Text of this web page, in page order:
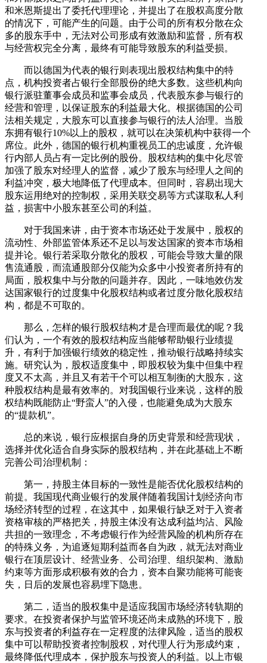
和米恩斯提出了委托代理理论，并提出了在股权高度分散
的情况下，可能产生的问题。由于公司的所有权分散在众
多的股东手中，无法对公司形成有效激励和监督，所有权
与经营权完全分离，最终有可能导致股东的利益受损。
而以德国为代表的银行则表现出股权结构集中的特
点，机构投资者占银行全部股份的绝大多数。这些机构向
银行派驻董事会成员和监事会成员，代表股东参与银行的
经营和管理，以保证股东的利益最大化。根据德国的公司
法相关规定，大股东可以直接参与银行的法人治理。当股
东拥有银行10%以上的股权，就可以在决策机构中获得一个
席位。此外，德国的银行机构重视员工的忠诚度，允许银
行内部人员占有一定比例的股份。股权结构的集中化尽管
加强了股东对经理人的监督，减少了股东与经理人之间的
利益冲突，极大地降低了代理成本。但同时，容易出现大
股东运用绝对的控制权，采用关联交易等方式谋取私人利
益，损害中小股东甚至公司的利益。
对于我国来讲，由于资本市场还处于发展中，股权的
流动性、外部监管体系还不足以与发达国家的资本市场相
提并论。银行若采取分散化的股权，可能会导致大量的限
售流通股，而流通股部分仅能为众多中小投资者所持有的
局面，股权集中与分散的问题并存。因此，一味地效仿发
达国家银行的过度集中化股权结构或者过度分散化股权结
构，都是不可取的。
那么，怎样的银行股权结构才是合理而最优的呢？我
们认为，一个有效的股权结构应当能够帮助银行业绩提
升，有利于加强银行绩效的稳定性，推动银行战略持续实
施。研究认为，股权适度集中，即股权较为集中但集中程
度又不太高，并且又有若干个可以相互制衡的大股东，这
种股权结构是最有效率的。对我国银行业来说，这样的股
权结构既能防止“野蛮人”的入侵，也能避免成为大股东
的“提款机”。
总的来说，银行应根据自身的历史背景和经营现状，
选择并优化适合自身实际的股权结构，并在此基础上不断
完善公司治理机制：
第一，持股主体目标的一致性是能否优化股权结构的
前提。我国现代商业银行的发展伴随着我国计划经济向市
场经济转型的过程，在这其中，如果银行缺乏对于入资者
资格审核的严格把关，持股主体没有达成利益均沾、风险
共担的一致理念，不考虑银行作为经营风险的机构所存在
的特殊义务，为追逐短期利益而各自为政，就无法对商业
银行在顶层设计、经营业务、公司治理、组织架构、激励
约束等方面形成积极有效的合力，资本自聚功能将可能丧
失，日后的发展也容易埋下隐患。
第二，适当的股权集中是适应我国市场经济转轨期的
要求。在投资者保护与监管环境还尚未成熟的环境下，股
东与投资者的利益存在一定程度的法律风险，适当的股权
集中可以帮助投资者控制股权，对代理人行为形成约束，
最终降低代理成本，保护股东与投资人的利益。以上市银